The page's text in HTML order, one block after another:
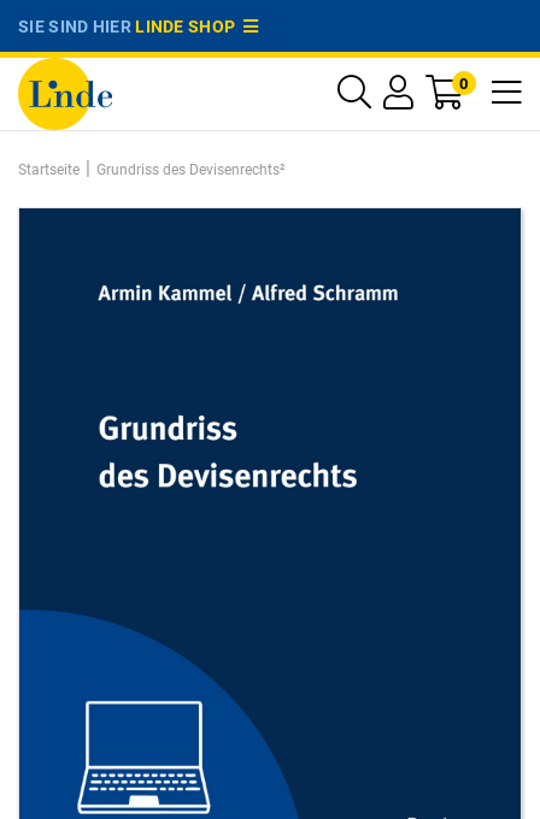
SIE SIND HIERLINDE SHOP
0
Startseite | Grundriss des Devisenrechts²